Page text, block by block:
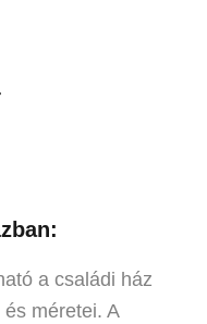
a családi ház
méretei. A